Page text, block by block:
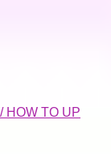
TO UP